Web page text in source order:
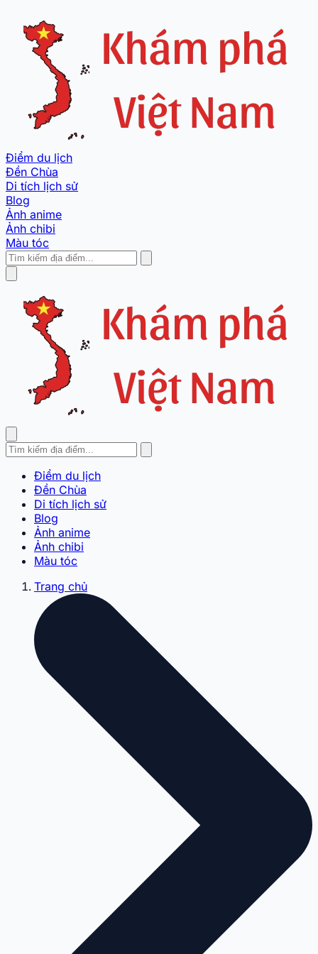
Điểm du lịch
Đền Chùa
Di tích lịch sử
Blog
Ảnh anime
Ảnh chibi
Màu tóc
Điểm du lịch
Đền Chùa
Di tích lịch sử
Blog
Ảnh anime
Ảnh chibi
Màu tóc
Trang chủ